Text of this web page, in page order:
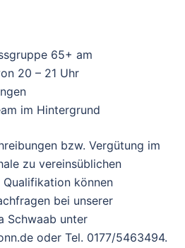
65+ am
20 – 21 Uhr
im Hintergrund
bzw. Vergütung im
zu vereinsüblichen
können
bei unserer
Schwaab unter
oder Tel. 0177/5463494.